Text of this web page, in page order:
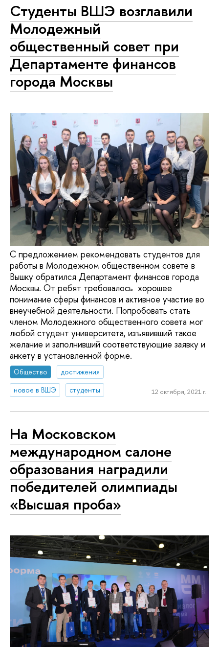
Студенты ВШЭ возглавили
Молодежный
общественный совет при
Департаменте финансов
города Москвы
С предложением рекомендовать студентов для
работы в Молодежном общественном совете в
Вышку обратился Департамент финансов города
Москвы. От ребят требовалось хорошее
понимание сферы финансов и активное участие во
внеучебной деятельности. Попробовать стать
членом Молодежного общественного совета мог
любой студент университета, изъявивший такое
желание и заполнивший соответствующие заявку и
анкету в установленной форме.
Общество
достижения
новое в ВШЭ
студенты 12 октября, 2021 г.
На Московском
международном салоне
образования наградили
победителей олимпиады
«Высшая проба»